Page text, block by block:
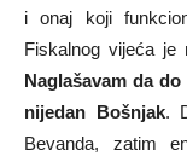
i onaj koji
Fiskalnog vijeća je
Naglašavam da
nijedan Bošnjak.
Bevanda, zatim